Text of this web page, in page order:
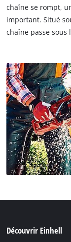
chaîne se rompt,
important. Situé
chaîne passe sous
Découvrir Einhell